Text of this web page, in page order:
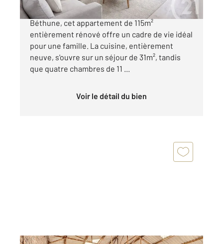
Situé au cœur du quartier Faubourg de
Béthune, cet appartement de 115m²
entièrement rénové offre un cadre de vie idéal
pour une famille. La cuisine, entièrement
neuve, s'ouvre sur un séjour de 31m², tandis
que quatre chambres de 11 ...
Voir le détail du bien